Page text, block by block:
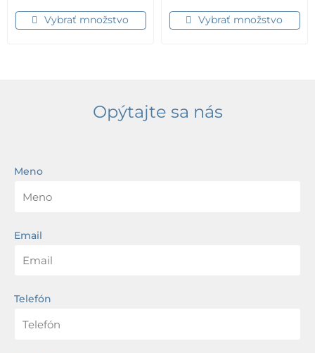
Vybrať množstvo Vybrať množstvo
Opýtajte sa nás
Meno
Email
Telefón